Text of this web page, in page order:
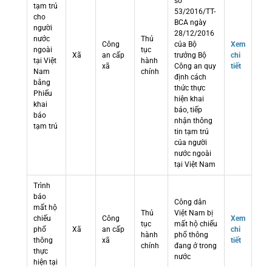
tạm trú
cho
người
nước
ngoài
tại Việt
Nam
bằng
Phiếu
khai
báo
tạm trú
Xã
Công
an cấp
xã
Thủ
tục
hành
chính
53/2016/TT-
BCA ngày
28/12/2016
của Bộ
trưởng Bộ
Công an quy
định cách
thức thực
hiện khai
báo, tiếp
nhận thông
tin tạm trú
của người
nước ngoài
tại Việt Nam
Xem
chi
tiết
Trình
báo
mất hộ
chiếu
phổ
thông
thực
hiện tại
Xã
Công
an cấp
xã
Thủ
tục
hành
chính
Công dân
Việt Nam bị
mất hộ chiếu
phổ thông
đang ở trong
nước
Xem
chi
tiết